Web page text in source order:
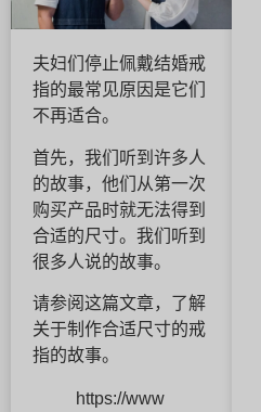
夫妇们停止佩戴结婚戒
指的最常见原因是它们
不再适合。
首先，我们听到许多人
的故事，他们从第一次
购买产品时就无法得到
合适的尺寸。我们听到
很多人说的故事。
请参阅这篇文章，了解
关于制作合适尺寸的戒
指的故事。
https://www